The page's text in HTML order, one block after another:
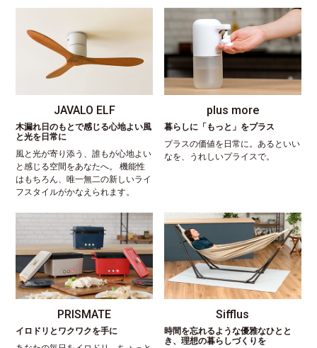
JAVALO ELF
木漏れ日のもとで感じる心地よい風
と光を日常に
風と光が寄り添う、誰もが心地よい
と感じる空間をあなたへ。 機能性
はもちろん、唯一無二の新しいライ
フスタイルがかなえられます。
plus more
暮らしに「もっと」をプラス
プラスの価値を日常に。あるといい
なを、うれしいプライスで。
PRISMATE
イロドリとワクワクを手に
Sifflus
時間を忘れるような優雅なひとと
き、理想の暮らしづくりを